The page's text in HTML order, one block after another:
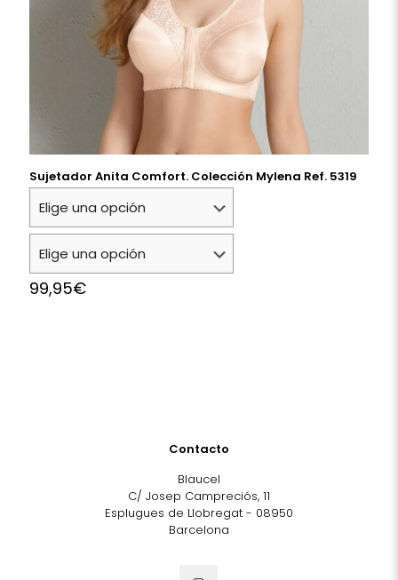
Sujetador Anita Comfort. Colección Mylena Ref. 5319
99,95€
Contacto
Blaucel
C/ Josep Campreciós, 11
Esplugues de Llobregat - 08950
Barcelona